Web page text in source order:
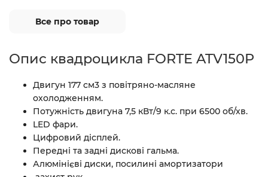
Все про товар
Опис квадроцикла FORTE ATV150P
Двигун 177 см3 з повітряно-масляне
охолодженням.
Потужність двигуна 7,5 кВт/9 к.с. при 6500 об/хв.
LED фари.
Цифровий дісплей.
Передні та задні дискові гальма.
Алюмінієві диски, посилині амортизатори